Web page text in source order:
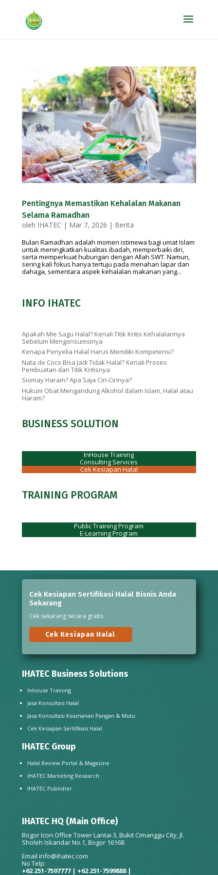
Pentingnya Memastikan Kehalalan Makanan
Selama Ramadhan
oleh IHATEC | Mar 7, 2026 | Berita
Bulan Ramadhan adalah momen istimewa bagi umat Islam
untuk meningkatkan kualitas ibadah, memperbaiki diri,
serta memperkuat hubungan dengan Allah SWT. Namun,
sering kali fokus hanya tertuju pada menahan lapar dan
dahaga, sementara aspek kehalalan makanan yang...
INFO IHATEC
Apakah Mie Sagu Halal? Kenali Titik Kritis Kehalalannya
Sebelum Mengonsumsinya
Kenapa Penyelia Halal Harus Memiliki Kompetensi?
Nata de Coco Bisa Jadi Tidak Halal? Kenali Proses
Pembuatan dan Titik Kritisnya
Siomay Haram? Apa Saja Ciri-Cirinya?
Hukum Obat Mengandung Alkohol dalam Islam, Halal atau
Haram?
BUSINESS SOLUTION
InHouse Training
Consulting Services
Cek Kesiapan Halal
TRAINING PROGRAM
Public Training Program
E-Learning Program
Cek Kesiapan Sertifikasi Halal Bisnis Anda
Sekarang
Cek sekarang secara gratis
Cek Kesiapan Halal
IHATEC Business Solutions
Inhouse Training
Jasa Konsultasi Halal
Jasa Konsultasi Keamanan Pangan & Mutu
Cek Kesiapan Sertifikasi Halal
IHATEC Group
Halal Review Portal & Magazine
IHATEC Marketing Research
IHATEC Publisher
IHATEC HQ (Main Office)
Bogor Icon Office Tower Lantai 3, Bukit Cimanggu City, Jl.
Sholeh Iskandar No.1, Bogor 16168.
Email info@ihatec.com
No Telp:
+62 251-7597777 | +62 251-7599888 |